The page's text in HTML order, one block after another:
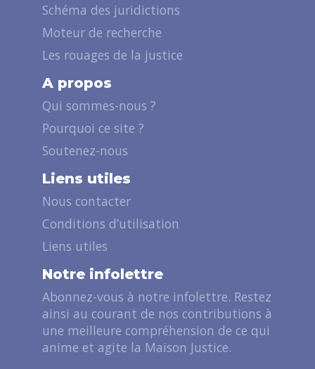
Schéma des juridictions
Moteur de recherche
Les rouages de la justice
A propos
Qui sommes-nous ?
Pourquoi ce site ?
Soutenez-nous
Liens utiles
Nous contacter
Conditions d’utilisation
Liens utiles
Notre infolettre
Abonnez-vous à notre infolettre. Restez
ainsi au courant de nos contributions à
une meilleure compréhension de ce qui
anime et agite la Maison Justice.